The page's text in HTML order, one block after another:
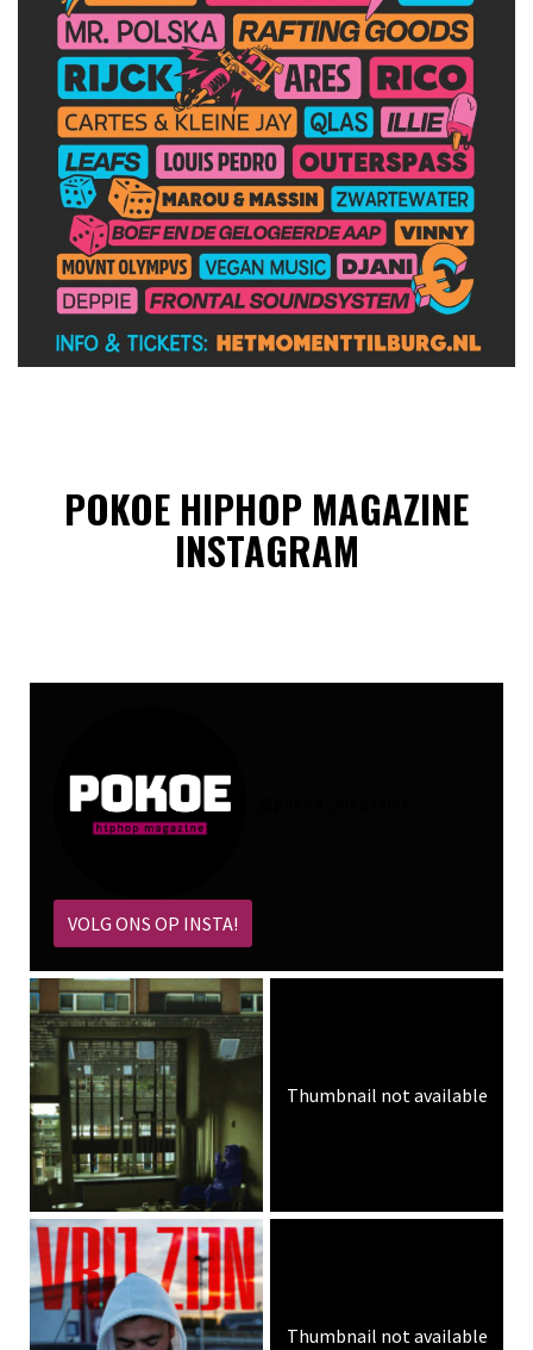
POKOE HIPHOP MAGAZINE
INSTAGRAM
VOLG ONS OP INSTA!
Thumbnail not available
Thumbnail not available